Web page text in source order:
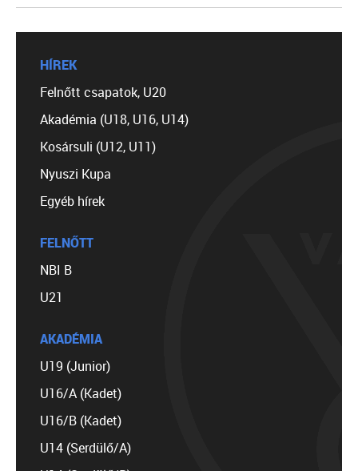
HÍREK
Felnőtt csapatok, U20
Akadémia (U18, U16, U14)
Kosársuli (U12, U11)
Nyuszi Kupa
Egyéb hírek
FELNŐTT
NBI B
U21
AKADÉMIA
U19 (Junior)
U16/A (Kadet)
U16/B (Kadet)
U14 (Serdülő/A)